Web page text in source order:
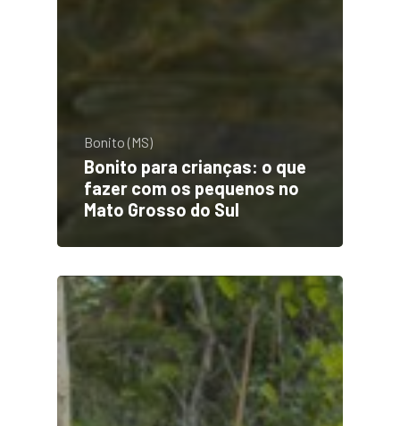
Bonito (MS)
Bonito para crianças: o que
fazer com os pequenos no
Mato Grosso do Sul